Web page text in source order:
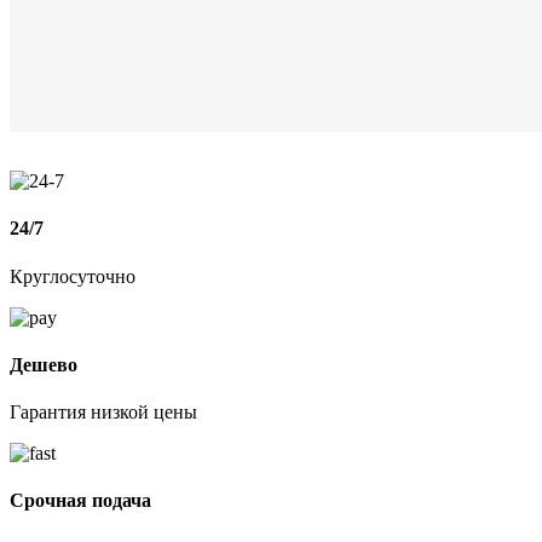
24/7
Круглосуточно
Дешево
Гарантия низкой цены
Срочная подача